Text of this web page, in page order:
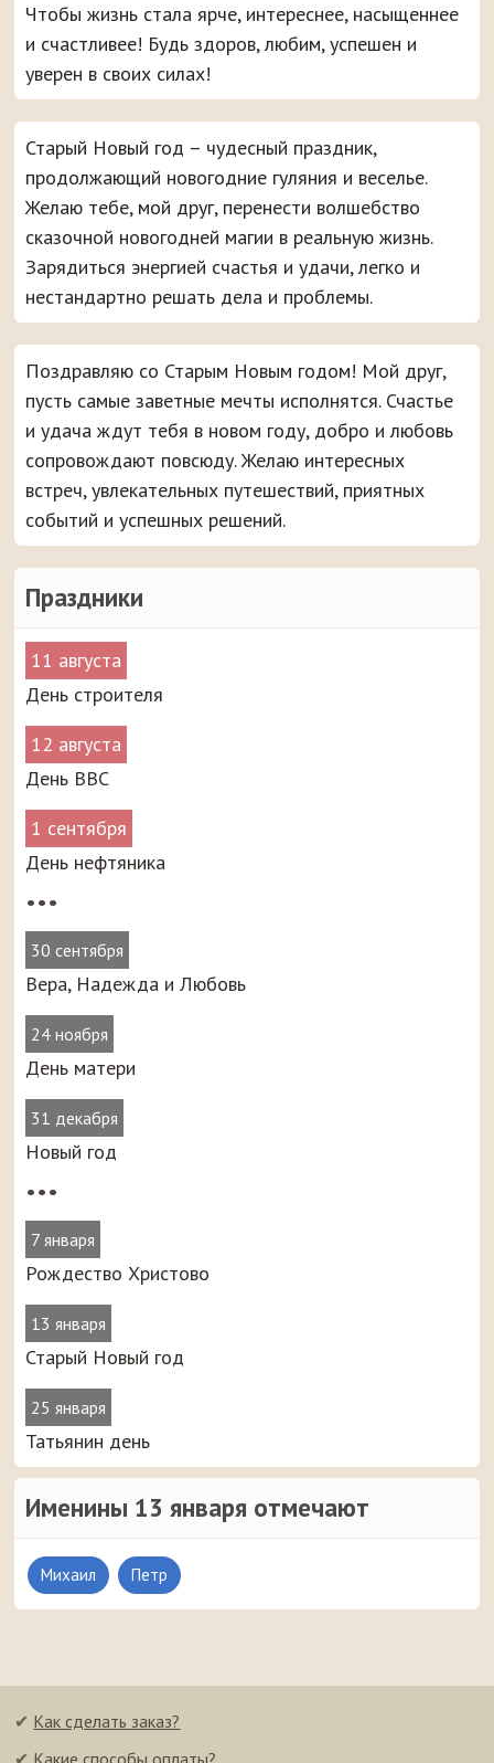
Праздники
11 августа
День строителя
12 августа
День ВВС
1 сентября
День нефтяника
•••
30 сентября
Вера, Надежда и Любовь
24 ноября
День матери
31 декабря
Новый год
•••
7 января
Рождество Христово
13 января
Старый Новый год
25 января
Татьянин день
Именины 13 января отмечают
Михаил Петр
Чтобы жизнь стала ярче, интереснее, насыщеннее
и счастливее! Будь здоров, любим, успешен и
уверен в своих силах!
Старый Новый год – чудесный праздник,
продолжающий новогодние гуляния и веселье.
Желаю тебе, мой друг, перенести волшебство
сказочной новогодней магии в реальную жизнь.
Зарядиться энергией счастья и удачи, легко и
нестандартно решать дела и проблемы.
Поздравляю со Старым Новым годом! Мой друг,
пусть самые заветные мечты исполнятся. Счастье
и удача ждут тебя в новом году, добро и любовь
сопровождают повсюду. Желаю интересных
встреч, увлекательных путешествий, приятных
событий и успешных решений.
✔ Как сделать заказ?
✔ Какие способы оплаты?